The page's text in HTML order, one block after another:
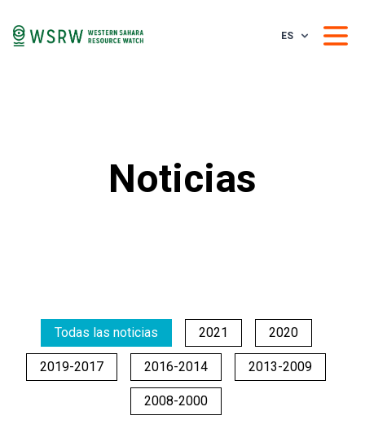
ES
Noticias
Todas las noticias 2021 2020
2019-2017 2016-2014 2013-2009
2008-2000